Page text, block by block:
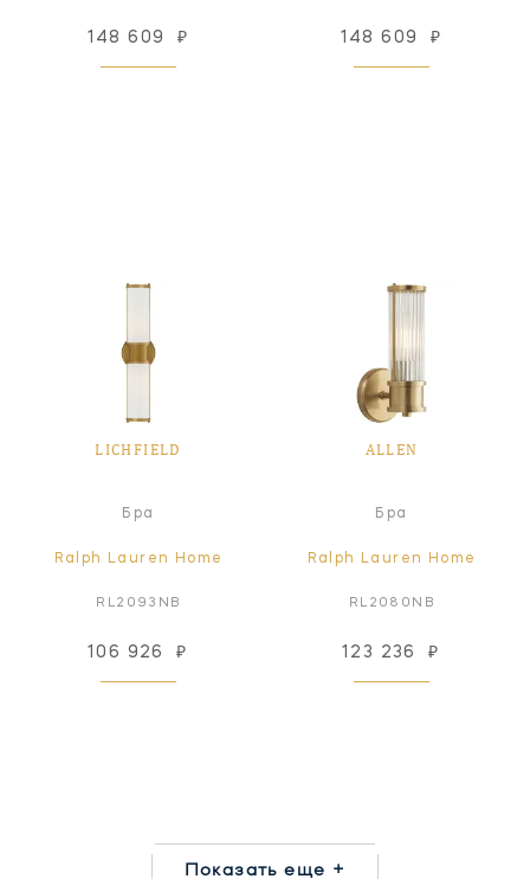
148 609 ₽ 148 609 ₽
LICHFIELD
Бра
Ralph Lauren Home
RL2093NB
106 926 ₽
ALLEN
Бра
Ralph Lauren Home
RL2080NB
123 236 ₽
Показать еще +